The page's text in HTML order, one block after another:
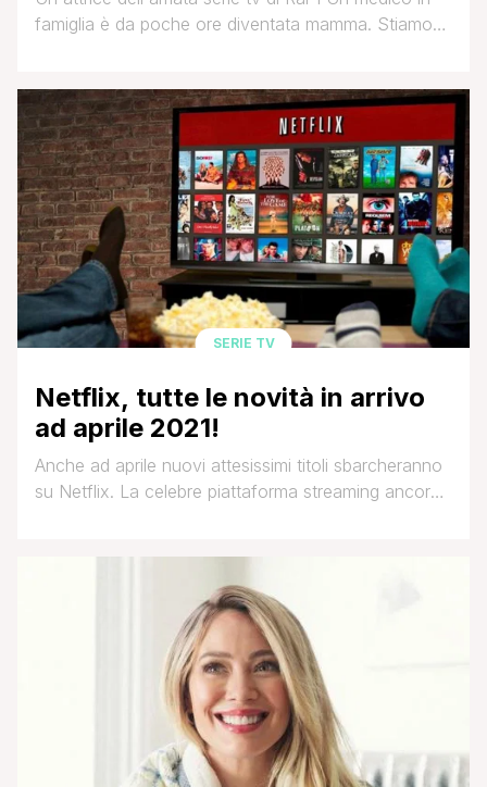
famiglia è da poche ore diventata mamma. Stiamo
Martini, figlia di Lele, interpretato da Giulio Scarpati,
e Alice, interpretata da Claudia Pandolfi. ' L'attrice,
che in molti ricorderanno in tenera età [']
SERIE TV
Netflix, tutte le novità in arrivo
ad aprile 2021!
Anche ad aprile nuovi attesissimi titoli sbarcheranno
su Netflix. La celebre piattaforma streaming ancora
cinematografico del romanzo del 2011 Ghetto
Cowboy scritto da Greg Neri. Stessa data per The
Serpent, miniserie televisiva che [']